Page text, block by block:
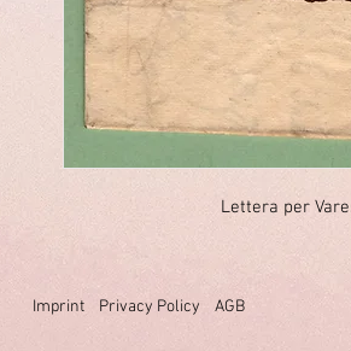
Lettera per
Imprint Privacy Policy AGB